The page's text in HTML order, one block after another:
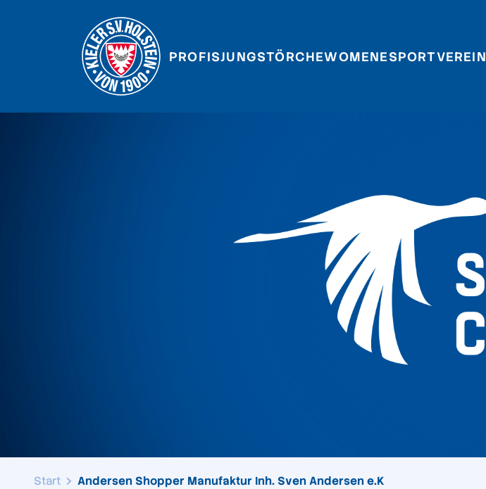
PROFISJUNGSTÖRCHEWOMENESPORTVEREIN
Start Andersen Shopper Manufaktur Inh. Sven Andersen e.K